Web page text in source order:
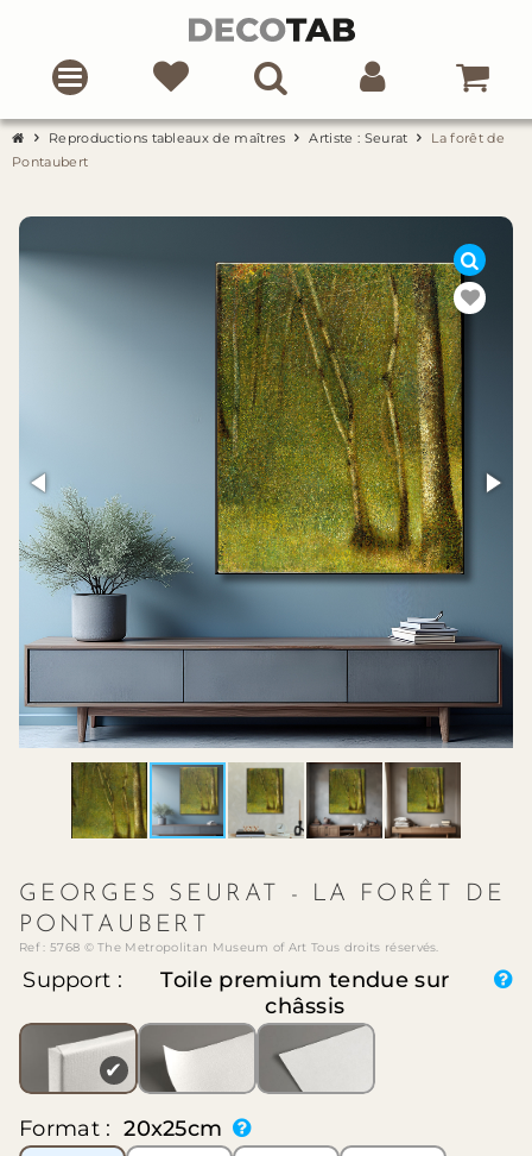
Reproductions tableaux de maîtres Artiste : Seurat
La forêt de
Pontaubert
GEORGES SEURAT - LA FORÊT DE
PONTAUBERT
Ref : 5768 © The Metropolitan Museum of Art Tous droits réservés.
Support :
Toile premium tendue sur
châssis
✔
Format :20x25cm